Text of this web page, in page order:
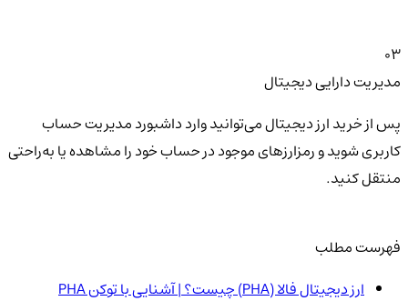
03
مدیریت دارایی دیجیتال
پس از خرید ارز دیجیتال می‌توانید وارد داشبورد مدیریت حساب
کاربری شوید و رمزارزهای موجود در حساب خود را مشاهده یا به‌راحتی
منتقل کنید.
فهرست مطلب
ارز دیجیتال فالا (PHA) چیست؟ | آشنایی با توکن PHA